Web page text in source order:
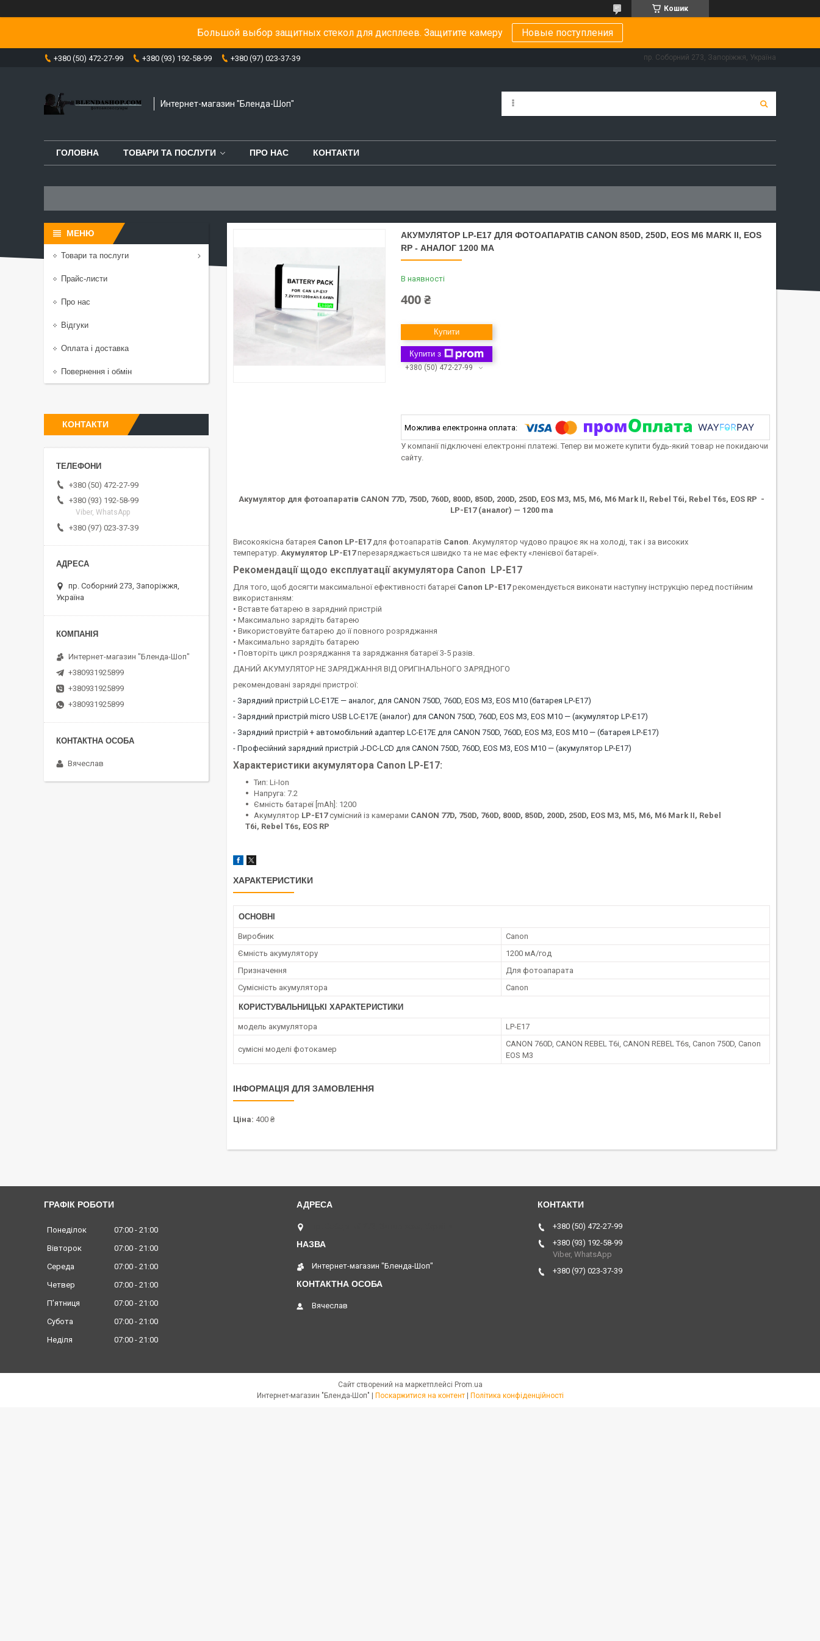
Кошик
Большой выбор защитных стекол для дисплеев. Защитите камеру Новые поступления
+380 (50) 472-27-99 +380 (93) 192-58-99 +380 (97) 023-37-39 пр. Соборний 273, Запоріжжя, Україна
Интернет-магазин "Бленда-Шоп"
ГОЛОВНА ТОВАРИ ТА ПОСЛУГИ ПРО НАС КОНТАКТИ
АКУМУЛЯТОР LP-E17 ДЛЯ ФОТОАПАРАТІВ CANON 850D, 250D, EOS M6 MARK II, EOS
RP - АНАЛОГ 1200 МА
В наявності
400 ₴
Купити
Купити з
+380 (50) 472-27-99
У компанії підключені електронні платежі. Тепер ви можете купити будь-який товар не покидаючи
сайту.
Акумулятор для фотоапаратів CANON 77D, 750D, 760D, 800D, 850D, 200D, 250D, EOS M3, M5, M6, M6 Mark II, Rebel T6i, Rebel T6s, EOS RP -
LP-E17 (аналог) — 1200 ma
Високоякісна батарея Canon LP-E17 для фотоапаратів Canon. Акумулятор чудово працює як на холоді, так і за високих
температур. Акумулятор LP-E17перезаряджається швидко та не має ефекту «ленієвої батареї».
Рекомендації щодо експлуатації акумулятора Canon LP-E17
Для того, щоб досягти максимальної ефективності батареї Canon LP-E17 рекомендується виконати наступну інструкцію перед постійним
використанням:
• Вставте батарею в зарядний пристрій
• Максимально зарядіть батарею
• Використовуйте батарею до її повного розряджання
• Максимально зарядіть батарею
• Повторіть цикл розряджання та заряджання батареї 3-5 разів.
ДАНИЙ АКУМУЛЯТОР НЕ ЗАРЯДЖАННЯ ВІД ОРИГІНАЛЬНОГО ЗАРЯДНОГО
рекомендовані зарядні пристрої:
- Зарядний пристрій LC-E17E — аналог, для CANON 750D, 760D, EOS M3, EOS M10 (батарея LP-E17)
- Зарядний пристрій micro USB LC-E17E (аналог) для CANON 750D, 760D, EOS M3, EOS M10 — (акумулятор LP-E17)
- Зарядний пристрій + автомобільний адаптер LC-E17E для CANON 750D, 760D, EOS M3, EOS M10 — (батарея LP-E17)
- Професійний зарядний пристрій J-DC-LCD для CANON 750D, 760D, EOS M3, EOS M10 — (акумулятор LP-E17)
Характеристики акумулятора Canon LP-E17:
Тип: Li-Ion
Напруга: 7.2
Ємність батареї [mAh]: 1200
Акумулятор LP-E17сумісний із камерами CANON 77D, 750D, 760D, 800D, 850D, 200D, 250D, EOS M3, M5, M6, M6 Mark II, Rebel
T6i, Rebel T6s, EOS RP
ХАРАКТЕРИСТИКИ
ОСНОВНІ
Виробник
Canon
Ємність акумулятору
1200 мА/год
Призначення
Для фотоапарата
Сумісність акумулятора
Canon
КОРИСТУВАЛЬНИЦЬКІ ХАРАКТЕРИСТИКИ
модель акумулятора LP-E17
сумісні моделі фотокамер
CANON 760D, CANON REBEL T6i, CANON REBEL T6s, Canon 750D, Canon
EOS M3
ІНФОРМАЦІЯ ДЛЯ ЗАМОВЛЕННЯ
Ціна: 400 ₴
Товари та послуги
Прайс-листи
Про нас
Відгуки
Оплата і доставка
Повернення і обмін
КОНТАКТИ
+380 (50) 472-27-99
+380 (93) 192-58-99
Viber, WhatsApp
+380 (97) 023-37-39
пр. Соборний 273, Запоріжжя,
Україна
Интернет-магазин "Бленда-Шоп"
+380931925899
+380931925899
+380931925899
Вячеслав
ГРАФІК РОБОТИ
Понеділок 07:00
21:00
Вівторок
07:00
21:00
Середа
07:00
21:00
Четвер
07:00
21:00
Пʼятниця
07:00
21:00
Субота
07:00
21:00
Неділя
07:00 21:00
Интернет-магазин "Бленда-Шоп"
Вячеслав
+380 (50) 472-27-99
+380 (93) 192-58-99
Viber, WhatsApp
+380 (97) 023-37-39
Сайт створений на маркетплейсі Prom.ua
Поскаржитися на контент Політика конфіденційності